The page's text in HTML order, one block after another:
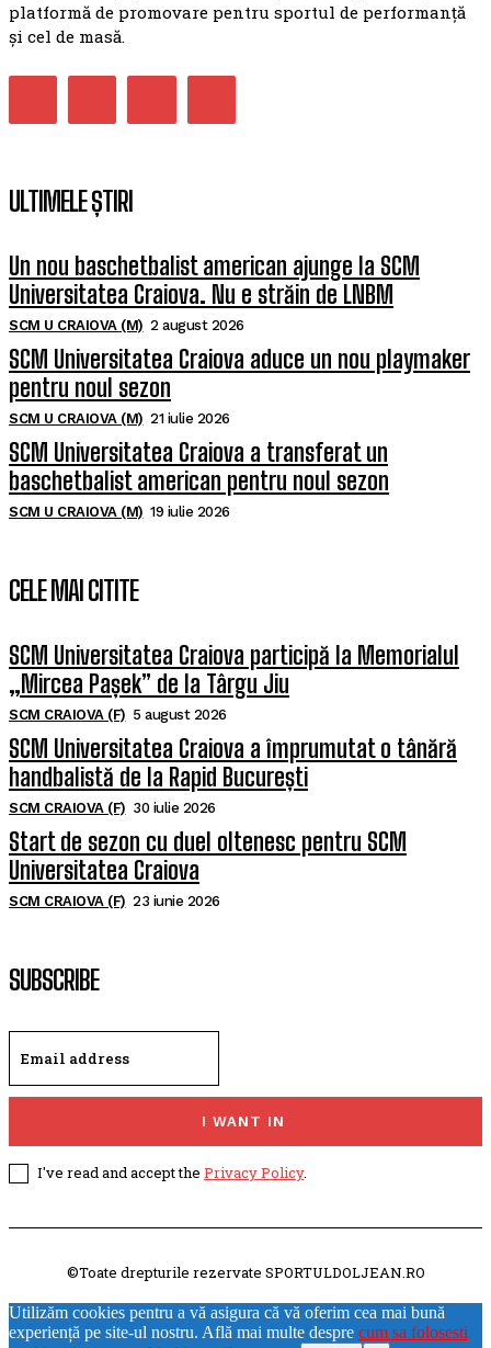
platformă de promovare pentru sportul de performanță
și cel de masă.
ULTIMELE ȘTIRI
Un nou baschetbalist american ajunge la SCM
Universitatea Craiova. Nu e străin de LNBM
SCM U CRAIOVA (M) 2 august 2026
SCM Universitatea Craiova aduce un nou playmaker
pentru noul sezon
SCM U CRAIOVA (M) 21 iulie 2026
SCM Universitatea Craiova a transferat un
baschetbalist american pentru noul sezon
SCM U CRAIOVA (M) 19 iulie 2026
CELE MAI CITITE
SCM Universitatea Craiova participă la Memorialul
„Mircea Pașek” de la Târgu Jiu
SCM CRAIOVA (F) 5 august 2026
SCM Universitatea Craiova a împrumutat o tânără
handbalistă de la Rapid București
SCM CRAIOVA (F) 30 iulie 2026
Start de sezon cu duel oltenesc pentru SCM
Universitatea Craiova
SCM CRAIOVA (F) 23 iunie 2026
SUBSCRIBE
I WANT IN
I've read and accept the Privacy Policy.
©Toate drepturile rezervate SPORTULDOLJEAN.RO
Utilizăm cookies pentru a vă asigura că vă oferim cea mai bună
experiență pe site-ul nostru. Află mai multe despre cum sa folosesti